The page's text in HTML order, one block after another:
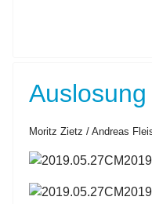
Moritz Zietz / Andreas